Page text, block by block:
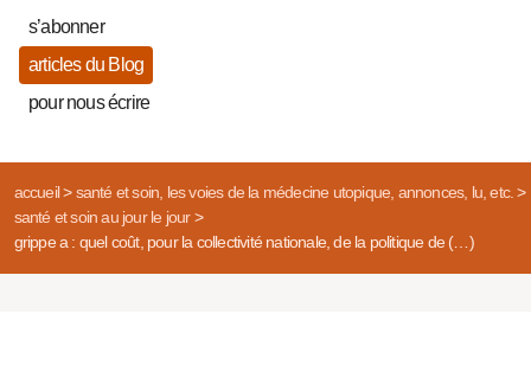
s’abonner
articles du Blog
pour nous écrire
accueil> santé et soin, les voies de la médecine utopique, annonces, lu, etc.>
santé et soin au jour le jour>
grippe a : quel coût, pour la collectivité nationale, de la politique de (…)